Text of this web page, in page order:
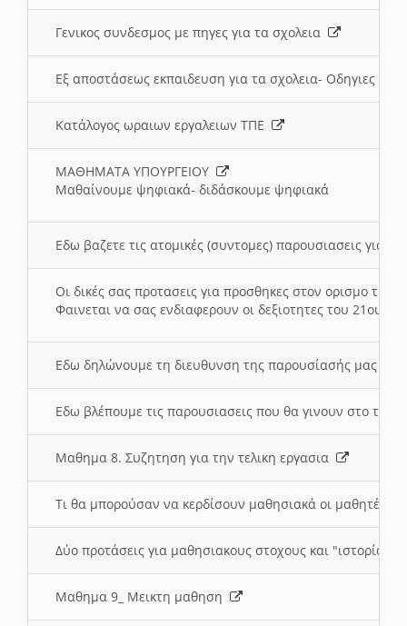
Γενικος συνδεσμος με πηγες για τα σχολεια
Εξ αποστάσεως εκπαιδευση για τα σχολεια- Οδηγιες
Κατάλογος ωραιων εργαλειων ΤΠΕ
ΜΑΘΗΜΑΤΑ ΥΠΟΥΡΓΕΙΟΥ
Μαθαίνουμε ψηφιακά- διδάσκουμε ψηφιακά
Εδω βαζετε τις ατομικές (συντομες) παρουσιασεις για
Οι δικές σας προτασεις για προσθηκες στον ορισμο
Φαινεται να σας ενδιαφερουν οι δεξιοτητες του 21ου
Εδω δηλώνουμε τη διευθυνση της παρουσίασής μας
Εδω βλέπουμε τις παρουσιασεις που θα γινουν στο
Μαθημα 8. Συζητηση για την τελικη εργασια
Τι θα μπορούσαν να κερδίσουν μαθησιακά οι μαθητές/
Δύο προτάσεις για μαθησιακους στοχους και "ιστορία"
Μαθημα 9_ Μεικτη μαθηση